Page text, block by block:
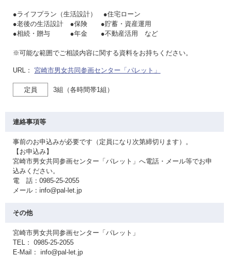
●ライフプラン（生活設計） ●住宅ローン
●老後の生活設計 ●保険 ●貯蓄・資産運用
●相続・贈与 ●年金 ●不動産活用 など
※可能な範囲でご相談内容に関する資料をお持ちください。
URL： 宮崎市男女共同参画センター「パレット」
定員 3組（各時間帯1組）
連絡事項等
事前のお申込みが必要です（定員になり次第締切ります）。
【お申込み】
宮崎市男女共同参画センター「パレット」へ電話・メール等でお申
込みください。
電 話：0985-25-2055
メール：info@pal-let.jp
その他
宮崎市男女共同参画センター「パレット」
TEL： 0985-25-2055
E-Mail： info@pal-let.jp